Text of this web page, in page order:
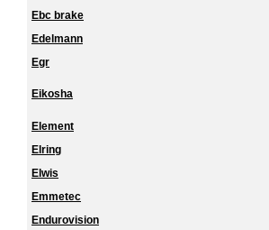
Ebc brake
Edelmann
Egr
Eikosha
Element
Elring
Elwis
Emmetec
Endurovision